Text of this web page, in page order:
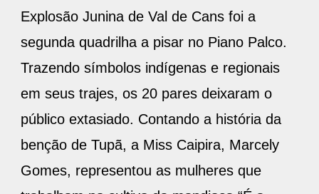
Explosão Junina de Val de Cans foi a
segunda quadrilha a pisar no Piano Palco.
Trazendo símbolos indígenas e regionais
em seus trajes, os 20 pares deixaram o
público extasiado. Contando a história da
benção de Tupã, a Miss Caipira, Marcely
Gomes, representou as mulheres que